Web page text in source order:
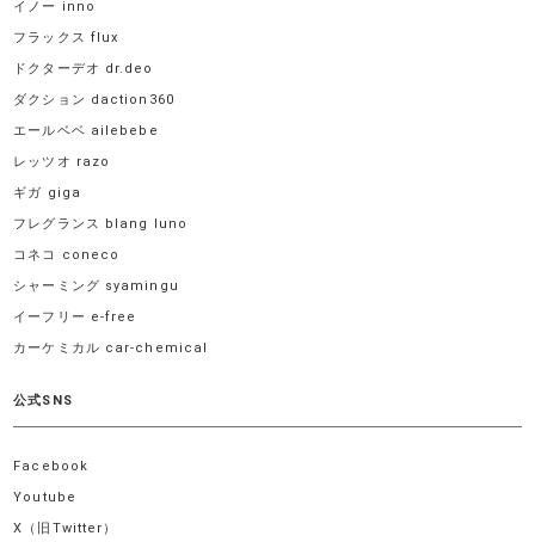
イノー inno
フラックス flux
ドクターデオ dr.deo
ダクション daction360
エールベベ ailebebe
レッツオ razo
ギガ giga
フレグランス blang luno
コネコ coneco
シャーミング syamingu
イーフリー e-free
カーケミカル car-chemical
公式SNS
Facebook
Youtube
X（旧Twitter）